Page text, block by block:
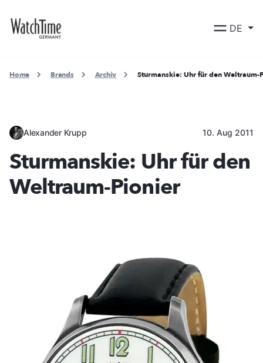
DE
Home Brands Archiv Sturmanskie: Uhr für den Weltraum-
Alexander Krupp 10. Aug 2011
Sturmanskie: Uhr für den
Weltraum-Pionier